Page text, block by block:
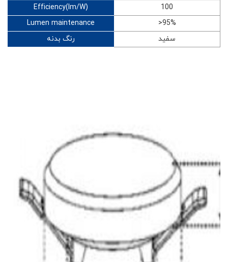
Efficiency(lm/W)
100
Lumen maintenance
>95%
رنگ بدنه
سفید